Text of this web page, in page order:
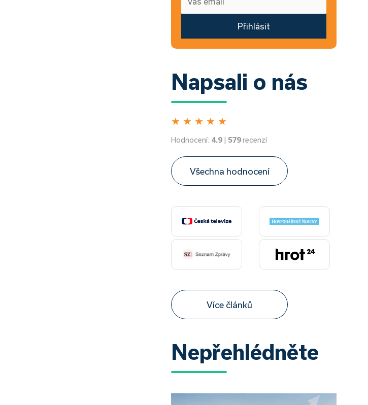
Přihlásit
Napsali o nás
★ ★ ★ ★ ★
Hodnocení: 4.9 | 579recenzí
Všechna hodnocení
Více článků
Nepřehlédněte